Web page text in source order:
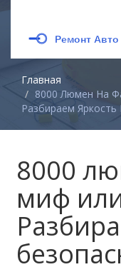
Главная
8000 Люмен На
Разбираем
8000
миф